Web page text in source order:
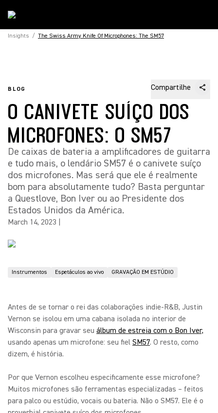
Insights / The Swiss Army Knife Of Microphones: The SM57
BLOG Compartilhe
O CANIVETE SUÍÇO DOS
MICROFONES: O SM57
De caixas de bateria a amplificadores de guitarra
e tudo mais, o lendário SM57 é o canivete suíço
dos microfones. Mas será que ele é realmente
bom para absolutamente tudo? Basta perguntar
a Questlove, Bon Iver ou ao Presidente dos
Estados Unidos da América.
March 14, 2023
Instrumentos Espetáculos ao vivo GRAVAÇÃO EM ESTÚDIO
Antes de se tornar o rei das colaborações indie-R&B, Justin
Vernon se isolou em uma cabana isolada no interior de
Wisconsin para gravar seu álbum de estreia com o Bon Iver,
usando apenas um microfone: seu fiel SM57. O resto, como
dizem, é história.
Por que Vernon escolheu especificamente esse microfone?
Muitos microfones são ferramentas especializadas – feitos
para palco ou estúdio, vocais ou bateria. Não o SM57. Ele é o